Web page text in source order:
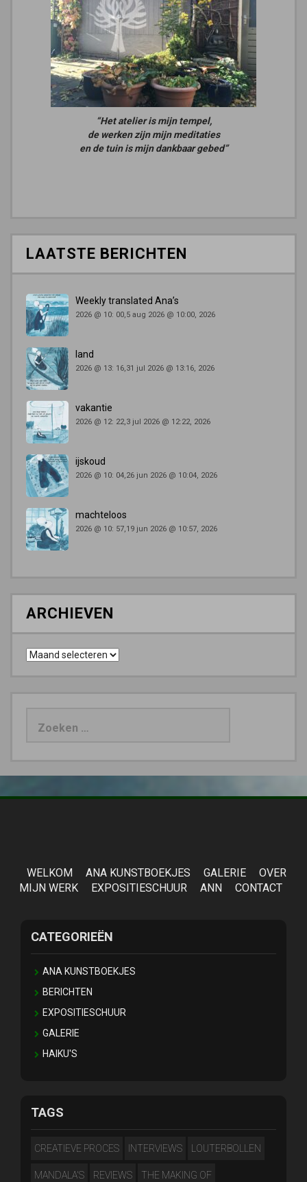
“Het atelier is mijn tempel,
de werken zijn mijn meditaties
en de tuin is mijn dankbaar gebed”
LAATSTE BERICHTEN
Weekly translated Ana’s
2026 @ 10: 00,5 aug 2026 @ 10:00, 2026
land
2026 @ 13: 16,31 jul 2026 @ 13:16, 2026
vakantie
2026 @ 12: 22,3 jul 2026 @ 12:22, 2026
ijskoud
2026 @ 10: 04,26 jun 2026 @ 10:04, 2026
machteloos
2026 @ 10: 57,19 jun 2026 @ 10:57, 2026
ARCHIEVEN
Archieven
WELKOM ANA KUNSTBOEKJES GALERIE
OVER
MIJN WERK
EXPOSITIESCHUUR ANN CONTACT
CATEGORIEËN
ANA KUNSTBOEKJES
BERICHTEN
EXPOSITIESCHUUR
GALERIE
HAIKU'S
TAGS
CREATIEVE PROCES INTERVIEWS LOUTERBOLLEN
MANDALA'S REVIEWS THE MAKING OF